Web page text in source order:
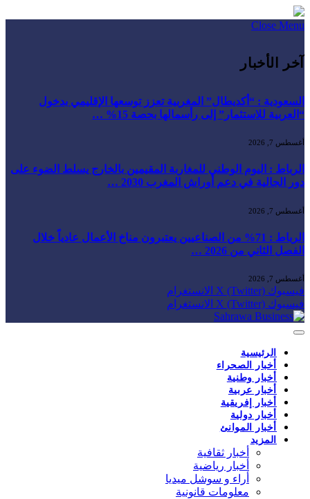
Close Menu
آخر الأخبار
السعودية : “أكديطال” المغربية تعزز توسعها الإقليمي بدخول
“العربية للاستثمار” إلى رأسمالها بحصة 15% …
أغسطس 7, 2026
الرباط : اليوم الوطني للمغاربة المقيمين بالخارج يسلط الضوء على
دور الجالية في دعم أوراش المغرب 2030 …
أغسطس 7, 2026
الرباط : 71% من الصناعيين يعتبرون مناخ الأعمال عادياً خلال
الفصل الثاني من 2026 …
أغسطس 7, 2026
فيسبوك X (Twitter) الانستغرام
فيسبوك X (Twitter) الانستغرام
الرئيسية
أخبار الصحراء
أخبار وطنية
أخبار عربية
أخبار إفريقية
أخبار دولية
أخبار الموانئ
المزيد
أخبار ثقافية
أخبار رياضية
أراء و سوشل ميديا
معلومات قانونية